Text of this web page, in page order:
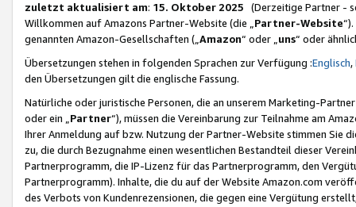
zuletzt aktualisiert am: 15. Oktober 2025 (Derzeitige Partner -
Willkommen auf Amazons Partner-Website (die „Partner-Website
genannten Amazon-Gesellschaften („Amazon“ oder „uns“ oder
Übersetzungen stehen in folgenden Sprachen zur Verfügung :Englisch,
den Übersetzungen gilt die englische Fassung.
Natürliche oder juristische Personen, die an unserem Marketing-
oder ein „Partner“), müssen die Vereinbarung zur Teilnahme am
Ihrer Anmeldung auf bzw. Nutzung der Partner-Website stimmen Sie
zu, die durch Bezugnahme einen wesentlichen Bestandteil dieser
Partnerprogramm, die IP-Lizenz für das Partnerprogramm, den
Partnerprogramm). Inhalte, die du auf der Website Amazon.com
des Verbots von Kundenrezensionen, die gegen eine Vergütung